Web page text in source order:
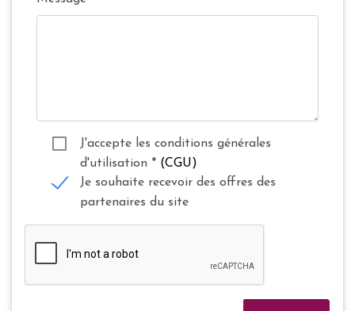
J'accepte les conditions générales
d'utilisation * (CGU)
Je souhaite recevoir des offres des
partenaires du site